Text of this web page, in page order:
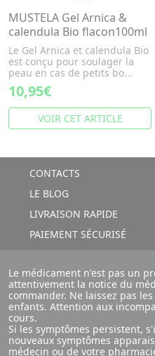
MUSTELA Gel Arnica &
calendula Bio flacon100ml
Le Gel Arnica et calendula Bio
est conçu pour soulager la
peau en cas de petits bo...
10,95€
VOIR CET ARTICLE
CONTACTS
LE BLOG
LIVRAISON RAPIDE
PAIEMENT SÉCURISÉ
Le médicament n'est pas un
attentivement la notice du
commander. Ne laissez pas
enfants. Attention aux
cours.
Si les symptômes persistent,
nouveaux symptômes
médecin ou de votre